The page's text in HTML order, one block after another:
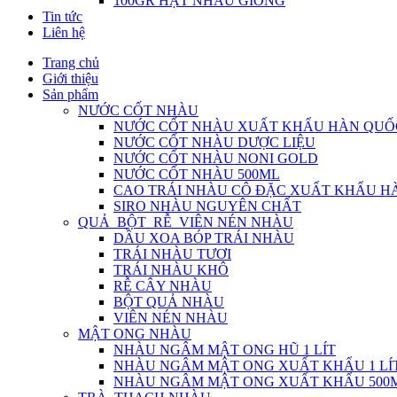
Tin tức
Liên hệ
Trang chủ
Giới thiệu
Sản phẩm
NƯỚC CỐT NHÀU
NƯỚC CỐT NHÀU XUẤT KHẨU HÀN
NƯỚC CỐT NHÀU DƯỢC LIỆU
NƯỚC CỐT NHÀU NONI GOLD
NƯỚC CỐT NHÀU 500ML
CAO TRÁI NHÀU CÔ ĐẶC XUẤT KHẨU
SIRO NHÀU NGUYÊN CHẤT
QUẢ_BỘT_RỄ_VIÊN NÉN NHÀU
DẦU XOA BÓP TRÁI NHÀU
TRÁI NHÀU TƯƠI
TRÁI NHÀU KHÔ
RỄ CÂY NHÀU
BỘT QUẢ NHÀU
VIÊN NÉN NHÀU
MẬT ONG NHÀU
NHÀU NGÂM MẬT ONG HŨ 1 LÍT
NHÀU NGÂM MẬT ONG XUẤT KHẨU 1
NHÀU NGÂM MẬT ONG XUẤT KHẨU